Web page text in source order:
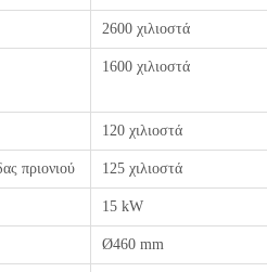
2600 χιλιοστά
1600 χιλιοστά
120 χιλιοστά
πριονιού 125 χιλιοστά
15 kW
Ø460 mm